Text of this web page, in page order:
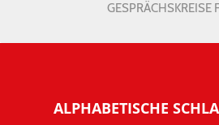
GESPRÄCHSKREISE
ALPHABETISCHE